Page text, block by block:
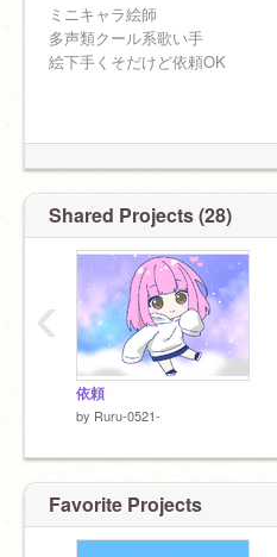
本垢@Lemon_0521_
@Lemon_0521_のサブ垢
専属絵師様@dorasaku
ミニキャラ絵師
多声類クール系歌い手
絵下手くそだけど依頼OK
Shared Projects (28)
依頼
by Ruru-0521-
‹
Favorite Projects